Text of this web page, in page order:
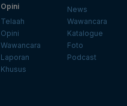
Opini
Telaah
Opini
Wawancara
Laporan
Khusus
News
Wawancara
Katalogue
Foto
Podcast